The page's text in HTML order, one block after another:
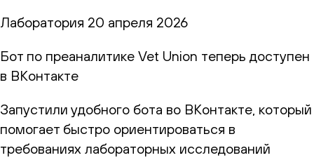
Лаборатория 20 апреля 2026
Бот по преаналитике Vet Union теперь доступен
в ВКонтакте
Запустили удобного бота во ВКонтакте, который
помогает быстро ориентироваться в
требованиях лабораторных исследований